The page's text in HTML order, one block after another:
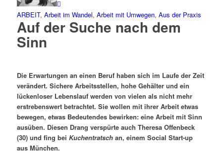
ARBEIT, Arbeit im Wandel, Arbeit mit Umwegen, Aus der Praxis
Auf der Suche nach dem
Sinn
Die Erwartungen an einen Beruf haben sich im Laufe der Zeit
verändert. Sichere Arbeitsstellen, hohe Gehälter und ein
lückenloser Lebenslauf werden von vielen als nicht mehr
erstrebenswert betrachtet. Sie wollen mit ihrer Arbeit etwas
bewegen, etwas Bedeutendes bewirken: eine Arbeit mit Sinn
ausüben. Diesen Drang verspürte auch Theresa Offenbeck
(30) und fing bei Kuchentratsch an, einem Social Start-up
aus München.